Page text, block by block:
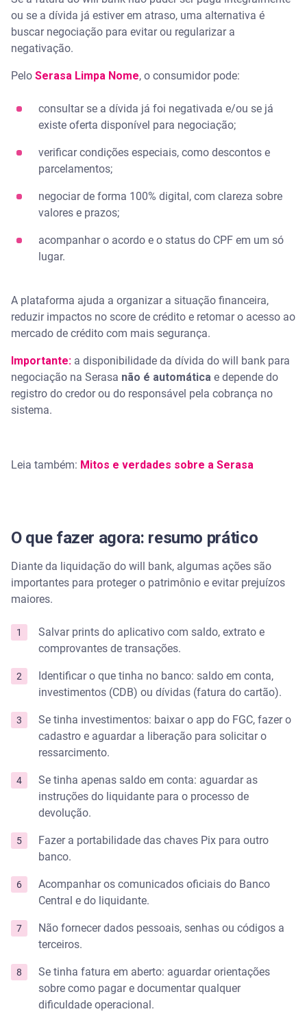
ou se a dívida já estiver em atraso, uma alternativa é
buscar negociação para evitar ou regularizar a
negativação.
Pelo Serasa Limpa Nome, o consumidor pode:
consultar se a dívida já foi negativada e/ou se já
existe oferta disponível para negociação;
verificar condições especiais, como descontos e
parcelamentos;
negociar de forma 100% digital, com clareza sobre
valores e prazos;
acompanhar o acordo e o status do CPF em um só
lugar.
A plataforma ajuda a organizar a situação financeira,
reduzir impactos no score de crédito e retomar o acesso ao
mercado de crédito com mais segurança.
Importante: a disponibilidade da dívida do will bank para
negociação na Serasa não é automática e depende do
registro do credor ou do responsável pela cobrança no
sistema.
Leia também: Mitos e verdades sobre a Serasa
O que fazer agora: resumo prático
Diante da liquidação do will bank, algumas ações são
importantes para proteger o patrimônio e evitar prejuízos
maiores.
Salvar prints do aplicativo com saldo, extrato e
comprovantes de transações.
Identificar o que tinha no banco: saldo em conta,
investimentos (CDB) ou dívidas (fatura do cartão).
Se tinha investimentos: baixar o app do FGC, fazer o
cadastro e aguardar a liberação para solicitar o
ressarcimento.
Se tinha apenas saldo em conta: aguardar as
instruções do liquidante para o processo de
devolução.
Fazer a portabilidade das chaves Pix para outro
banco.
Acompanhar os comunicados oficiais do Banco
Central e do liquidante.
Não fornecer dados pessoais, senhas ou códigos a
terceiros.
Se tinha fatura em aberto: aguardar orientações
sobre como pagar e documentar qualquer
dificuldade operacional.